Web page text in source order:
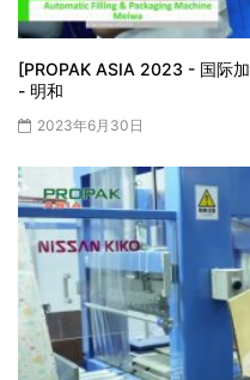
[PROPAK ASIA 2023 - 国际
- 明和
2023年6月30日